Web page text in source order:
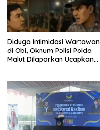
Diduga Intimidasi Wartawan
di Obi, Oknum Polisi Polda
Malut Dilaporkan Ucapkan